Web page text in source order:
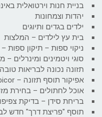
בניית חנות וירטואלית
יהדות וצמחונות
ילדים בגדים ותיוגים
בית עץ לילדים – המלצות
ניקוי ספות – תיקון ספות
סוגי ויטמינים ומינרלים –
תזונה נכונה לבריאות טובה
אפיקור תוסף תזונה – Epicor
אוכל לחתולים – בחירת
בריחת סידן – בדיקת
תוסף "פריצת דרך" חדש